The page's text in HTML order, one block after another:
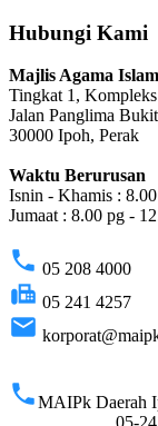
Hubungi Kami
Majlis Agama
Tingkat 1,
Jalan Panglima
30000 Ipoh, Perak
Waktu Berurusan
Isnin - Khamis :
Jumaat : 8.00 pg -
phone 05 208 4000
fax 05 241 4257
email
phoneMAIPk Daerah